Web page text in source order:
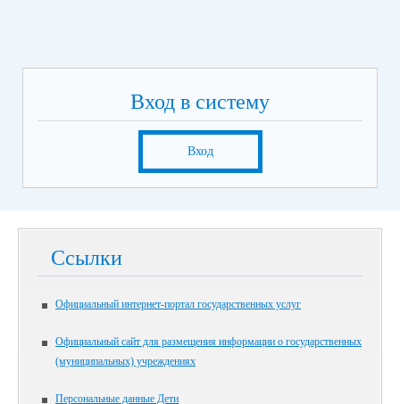
Вход в систему
Вход
Ссылки
Официальный интернет-портал государственных услуг
Официальный сайт для размещения информации о государственных
(муниципальных) учреждениях
Персональные данные Дети